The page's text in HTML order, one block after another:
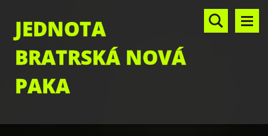
JEDNOTA
BRATRSKÁ NOVÁ
PAKA